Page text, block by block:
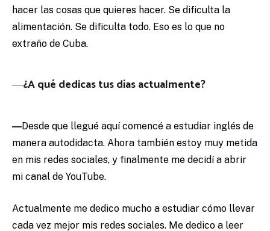
hacer las cosas que quieres hacer. Se dificulta la
alimentación. Se dificulta todo. Eso es lo que no
extraño de Cuba.
―¿A qué dedicas tus días actualmente?
―Desde que llegué aquí comencé a estudiar inglés de
manera autodidacta. Ahora también estoy muy metida
en mis redes sociales, y finalmente me decidí a abrir
mi canal de YouTube.
Actualmente me dedico mucho a estudiar cómo llevar
cada vez mejor mis redes sociales. Me dedico a leer